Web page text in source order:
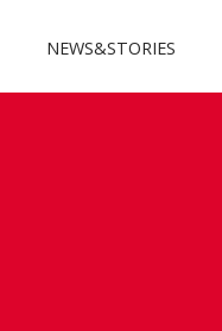
NEWS&STORIES